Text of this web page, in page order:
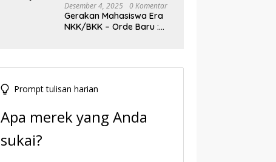
Desember 4, 2025 0 Komentar
Gerakan Mahasiswa Era
NKK/BKK – Orde Baru :
Prompt tulisan harian
Apa merek yang Anda
sukai?